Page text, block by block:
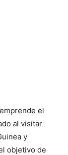
el
al visitar
y
objetivo de